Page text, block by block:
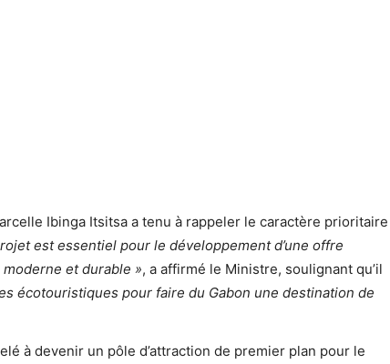
Ibinga Itsitsa a tenu à rappeler le caractère prioritaire
est essentiel pour le développement d’une offre
et durable », a affirmé le Ministre, soulignant qu’il
écotouristiques pour faire du Gabon une destination de
à devenir un pôle d’attraction de premier plan pour le